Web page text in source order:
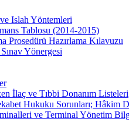
Islah Yöntemleri
Tablosu (2014-2015)
Prosedürü Hazırlama Kılavuzu
Yönergesi
İlaç ve Tıbbi Donanım Listeleri
Hukuku Sorunları; Hâkim
ve Terminal Yönetim